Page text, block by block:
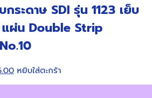
กระดาษ SDI รุ่น 1123 เย็บ
ผ่น Double Strip
Current
price
หยิบใส่ตะกร้า